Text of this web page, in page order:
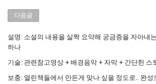
다음글
설명: 소설의 내용을 살짝 요약해 궁금증을 자아내
하나
기술: 관련참고영상 + 배경음악 + 자막 + 간단한 스
보충: 열린책들에서 만든게 맞나 싶을 정도로.. 완성